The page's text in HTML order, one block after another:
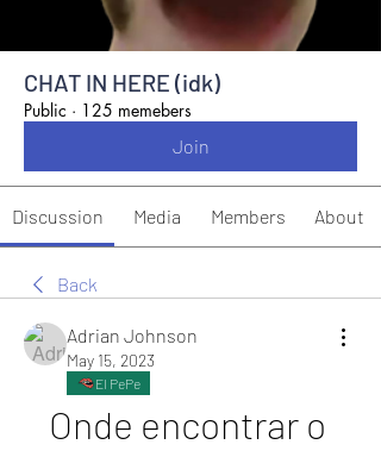
CHAT IN HERE (idk)
Public · 125 memebers
Join
Discussion Media Members About
Back
Adrian Johnson
May 15, 2023
El PePe
Onde encontrar o